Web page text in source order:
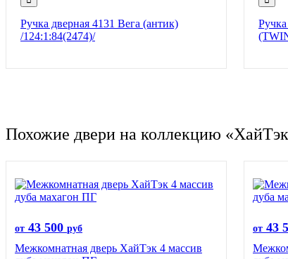
Ручка дверная 4131 Вега (антик)
/124:1:84(2474)/
Похожие двери на коллекцию
от 43 500 руб
Межкомнатная дверь ХайТэк 4 массив
от 43